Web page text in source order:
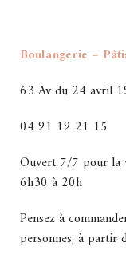
Boulangerie –
63 Av du 24 avril
04 91 19 21 15
Ouvert 7/7 pour la
6h30 à 20h
Pensez à
personnes, à partir